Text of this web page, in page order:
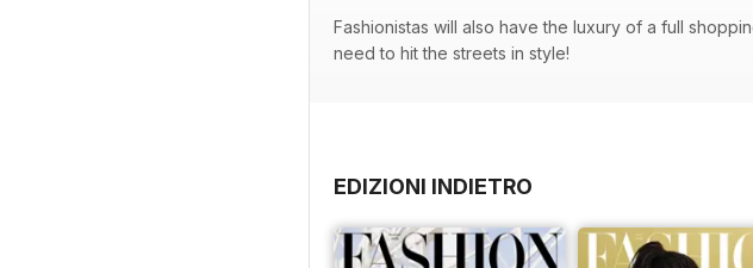
Fashionistas will also have the luxury of a full
need to hit the streets in style!
EDIZIONI INDIETRO